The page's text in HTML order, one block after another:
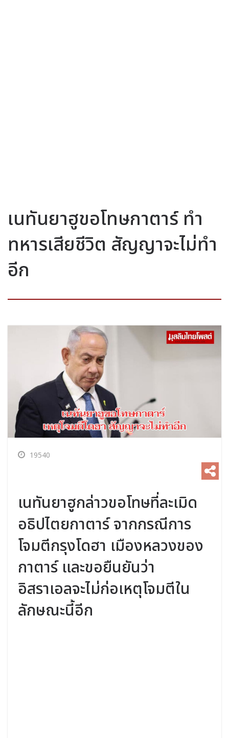
เนทันยาฮูขอโทษกาตาร์ ทำ
ทหารเสียชีวิต สัญญาจะไม่ทำ
อีก
19540
เนทันยาฮูกล่าวขอโทษที่ละเมิด
อธิปไตยกาตาร์ จากกรณีการ
โจมตีกรุงโดฮา เมืองหลวงของ
กาตาร์ และขอยืนยันว่า
อิสราเอลจะไม่ก่อเหตุโจมตีใน
ลักษณะนี้อีก